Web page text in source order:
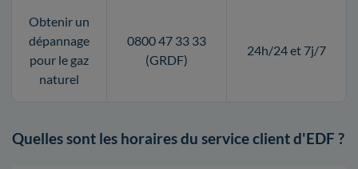
Obtenir un
dépannage
pour le gaz
naturel
0800 47 33 33
(GRDF)
24h/24 et 7j/7
Quelles sont les horaires du service client d'EDF ?